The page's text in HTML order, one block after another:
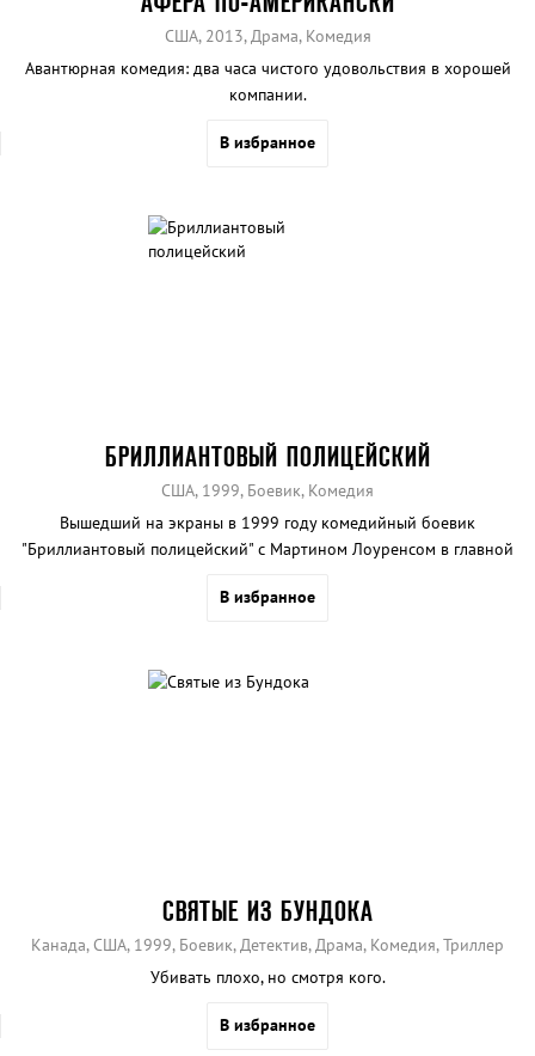
США, 2013, Драма, Комедия
Авантюрная комедия: два часа чистого удовольствия в хорошей
компании.
В избранное
БРИЛЛИАНТОВЫЙ ПОЛИЦЕЙСКИЙ
США, 1999, Боевик, Комедия
Вышедший на экраны в 1999 году комедийный боевик
"Бриллиантовый полицейский" с Мартином Лоуренсом в главной
В избранное
СВЯТЫЕ ИЗ БУНДОКА
Канада, США, 1999, Боевик, Детектив, Драма, Комедия, Триллер
Убивать плохо, но смотря кого.
В избранное